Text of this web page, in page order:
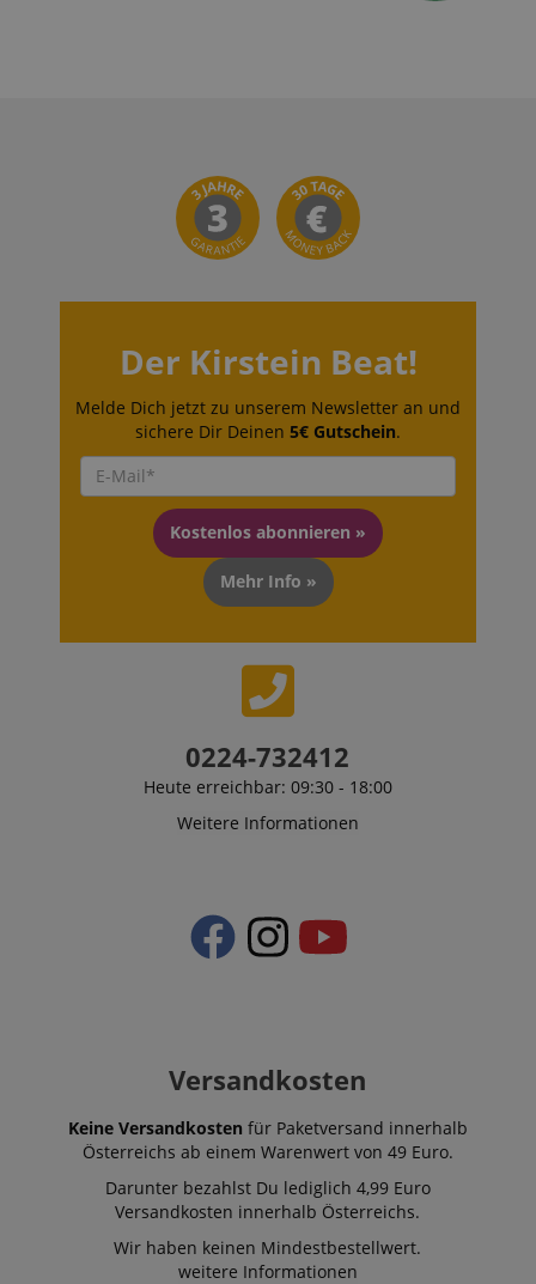
Der Kirstein Beat!
Melde Dich jetzt zu unserem Newsletter an und
sichere Dir Deinen 5€ Gutschein.
Kostenlos abonnieren »
Mehr Info »
0224-732412
Heute erreichbar: 09:30 - 18:00
Weitere Informationen
Versandkosten
Keine Versandkosten für Paketversand innerhalb
Österreichs ab einem Warenwert von 49 Euro.
Darunter bezahlst Du lediglich 4,99 Euro
Versandkosten innerhalb Österreichs.
Wir haben keinen Mindestbestellwert.
weitere Informationen